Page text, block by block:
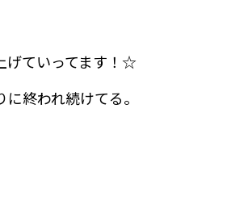
げていってます！☆
終われ続けてる。